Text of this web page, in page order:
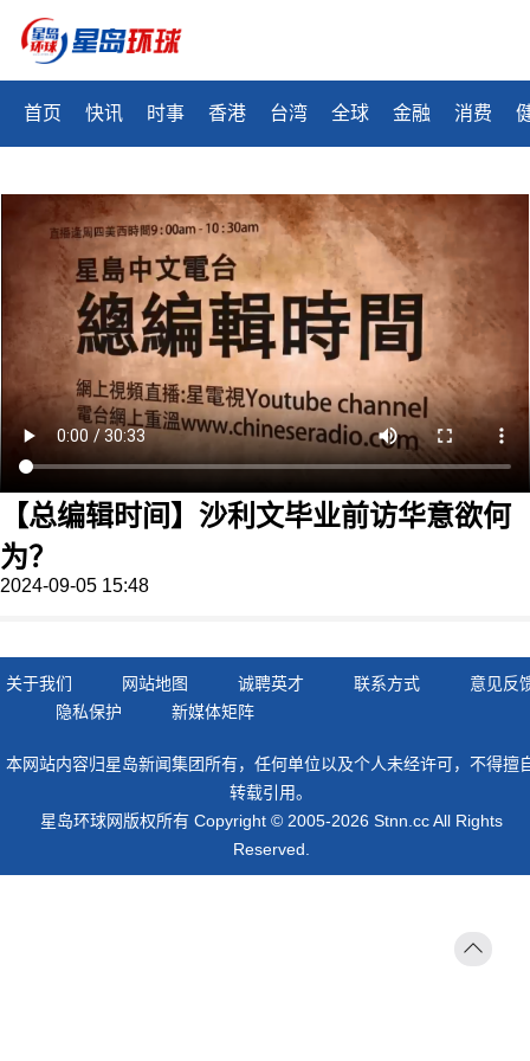
首页 快讯 时事 香港 台湾 全球 金融 消费
【总编辑时间】沙利文毕业前访华意欲何
为？
2024-09-05 15:48
关于我们 网站地图 诚聘英才 联系方式
意见反
隐私保护
新媒体矩阵
本网站内容归星岛新闻集团所有，任何单位以及个人未经许可，不得擅
转载引用。
星岛环球网版权所有 Copyright © 2005-2026 Stnn.cc All Rights
Reserved.